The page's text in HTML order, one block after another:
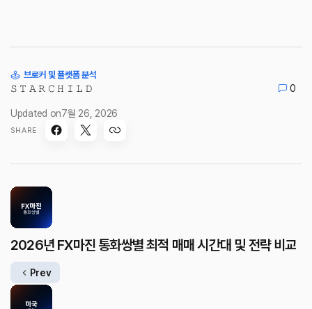
브로커 및 플랫폼 분석
𝚂 𝚃 𝙰 𝚁 𝙲 𝙷 𝙸 𝙻 𝙳 0
Updated on7월 26, 2026
SHARE
2026년 FX마진 통화쌍별 최적 매매 시간대 및 전략 비교
Prev